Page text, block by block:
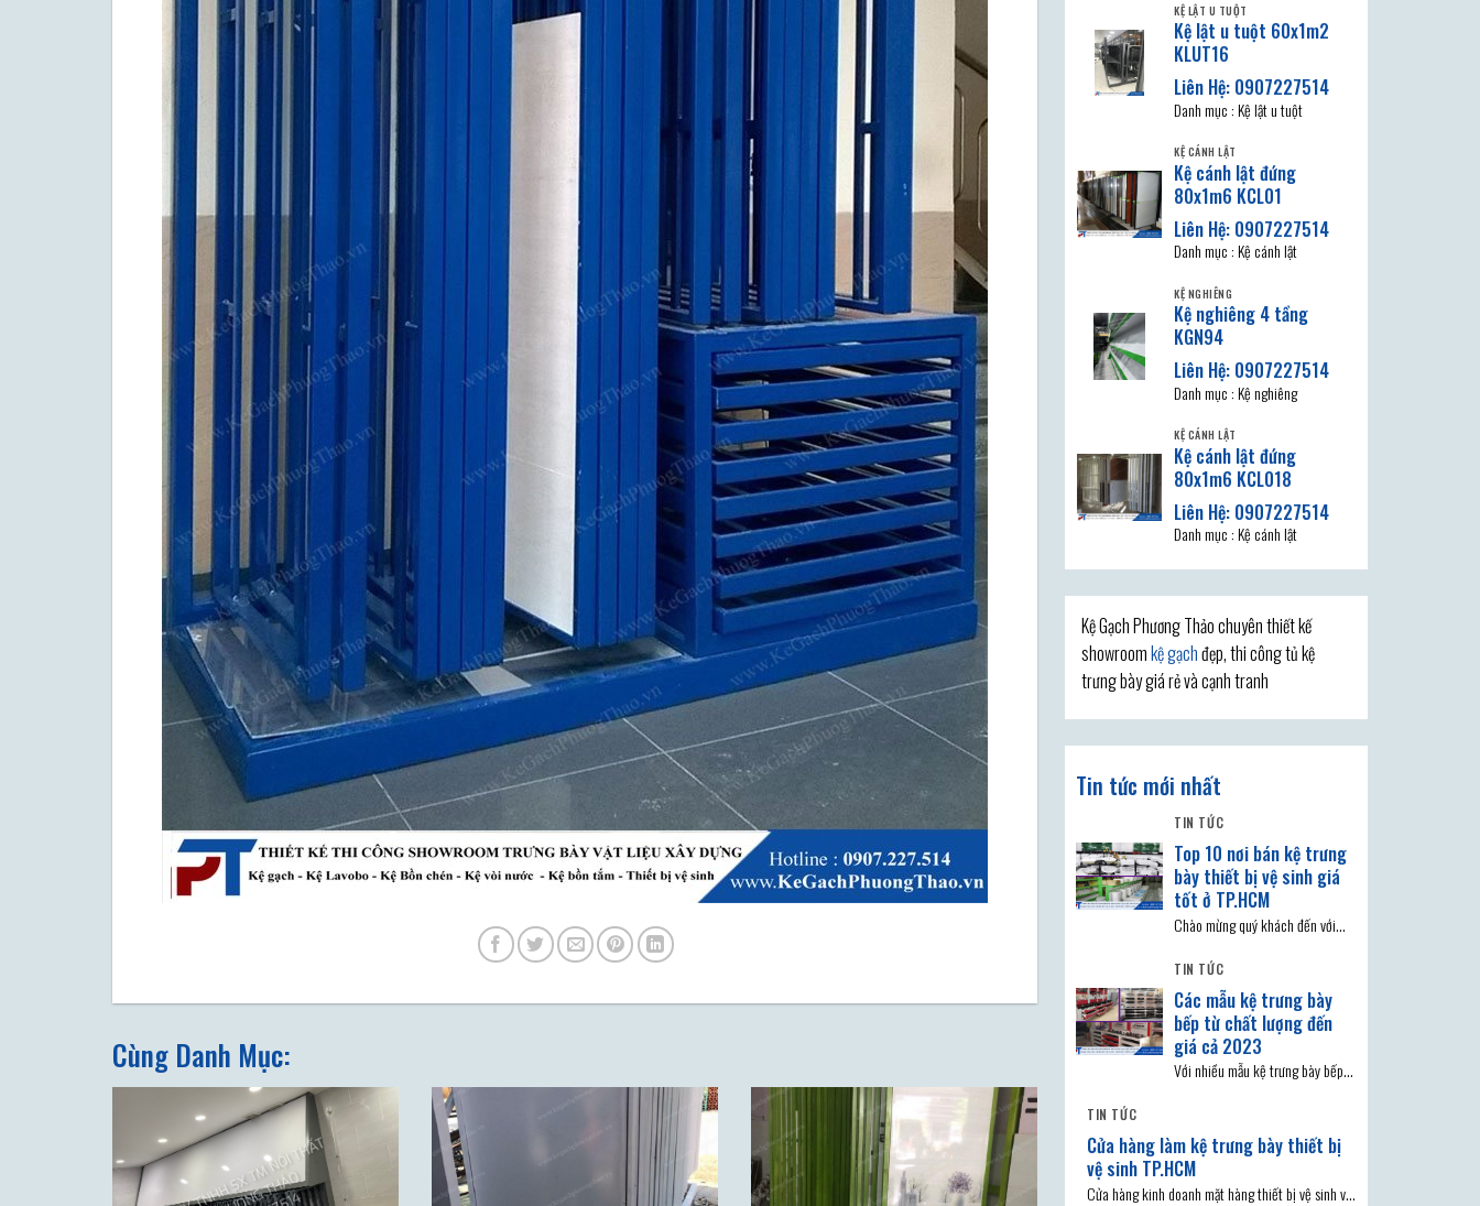
Cùng Danh Mục:
KỆ LẬT U TUỘT
Kệ lật u tuột 60x1m2
KLUT16
Danh mục : Kệ lật u tuột
KỆ CÁNH LẬT
Kệ cánh lật đứng
80x1m6 KCL01
Danh mục : Kệ cánh lật
KỆ NGHIÊNG
Kệ nghiêng 4 tầng
KGN94
Danh mục : Kệ nghiêng
KỆ CÁNH LẬT
Kệ cánh lật đứng
80x1m6 KCL018
Danh mục : Kệ cánh lật
Kệ Gạch Phương Thảo chuyên thiết kế
showroomkệ gạchđẹp, thi công tủ kệ
trưng bày giá rẻ và cạnh tranh
Tin tức mới nhất
TIN TỨC
Top 10 nơi bán kệ trưng
bày thiết bị vệ sinh giá
tốt ở TP.HCM
Chào mừng quý khách đến với
bày
TIN TỨC
Các mẫu kệ trưng bày
bếp từ chất lượng đến
giá cả 2023
Với nhiều mẫu kệ trưng bày bếp
TIN TỨC
Cửa hàng làm kệ trưng bày thiết bị
vệ sinh TP.HCM
Cửa hàng kinh doanh mặt hàng thiết bị vệ sinh và